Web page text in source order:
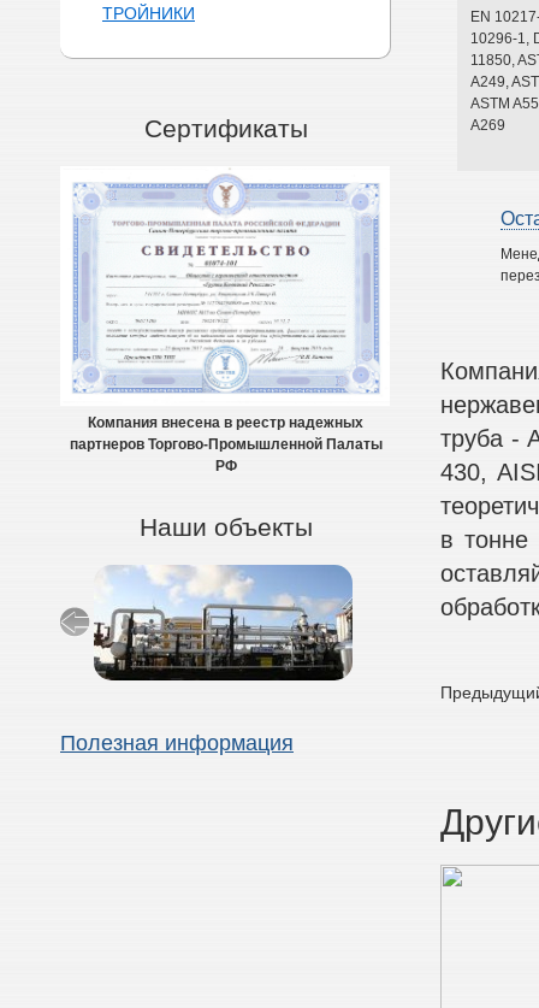
ТРОЙНИКИ
Сертификаты
Компания внесена в реестр надежных
партнеров Торгово-Промышленной Палаты
РФ
Наши объекты
Полезная информация
EN
10296-1,
11850,
A249,
ASTM
A269
труба -
430,
в